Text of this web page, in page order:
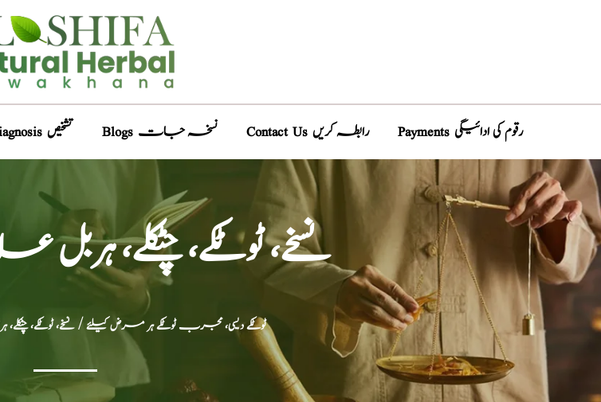
Diagnosis تشخیص Blogs نسخہ جات Contact Us رابطہ کریں Payments رقوم کی ادائیگی
نسخے، ٹوٹکے، چٹکلے،
ٹوٹکے دیسی، مجرب ٹوٹکے ہر مرض کیلئے/ نسخے، ٹوٹکے،